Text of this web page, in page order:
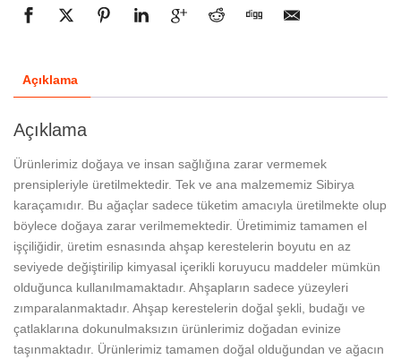
Açıklama
Açıklama
Ürünlerimiz doğaya ve insan sağlığına zarar vermemek
prensipleriyle üretilmektedir. Tek ve ana malzememiz Sibirya
karaçamıdır. Bu ağaçlar sadece tüketim amacıyla üretilmekte olup
böylece doğaya zarar verilmemektedir. Üretimimiz tamamen el
işçiliğidir, üretim esnasında ahşap kerestelerin boyutu en az
seviyede değiştirilip kimyasal içerikli koruyucu maddeler mümkün
olduğunca kullanılmamaktadır. Ahşapların sadece yüzeyleri
zımparalanmaktadır. Ahşap kerestelerin doğal şekli, budağı ve
çatlaklarına dokunulmaksızın ürünlerimiz doğadan evinize
taşınmaktadır. Ürünlerimiz tamamen doğal olduğundan ve ağacın